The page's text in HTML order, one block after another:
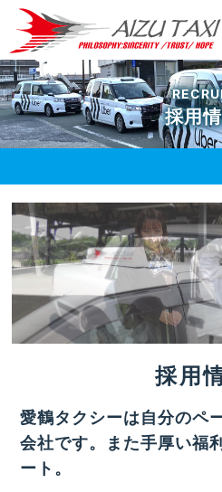
採用
採用
愛鶴タクシーは自分のペ
会社です。また手厚い福
ート。